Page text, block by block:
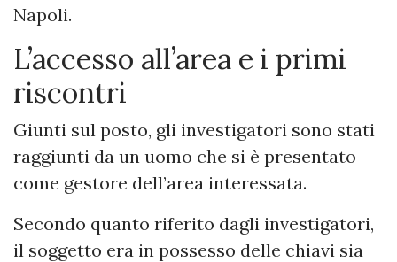
Napoli.
L’accesso all’area e i primi
riscontri
Giunti sul posto, gli investigatori sono stati
raggiunti da un uomo che si è presentato
come gestore dell’area interessata.
Secondo quanto riferito dagli investigatori,
il soggetto era in possesso delle chiavi sia